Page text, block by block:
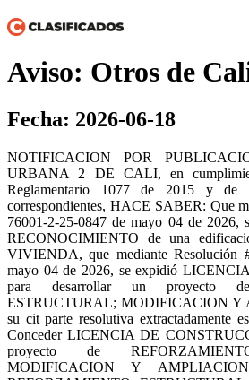
Aviso: Otros de
Fecha: 2026-06-18
NOTIFICACION POR
URBANA 2 DE CALI, en
Reglamentario 1077 de 2015 y de
correspondientes, HACE SABER: Que
76001-2-25-0847 de mayo 04 de
RECONOCIMIENTO de una
VIVIENDA, que mediante Resolución
mayo 04 de 2026, se expidió
para desarrollar un proyecto de
ESTRUCTURAL; MODIFICACION Y
su cit parte resolutiva extractadamente
Conceder LICENCIA DE
proyecto de
MODIFICACION Y